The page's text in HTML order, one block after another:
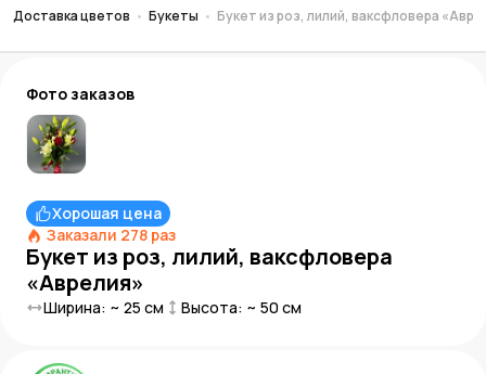
Доставка цветов Букеты Букет из роз, лилий, ваксфловера
Фото заказов
Хорошая цена
Заказали 278 раз
Букет из роз, лилий, ваксфловера
«Аврелия»
Ширина: ~ 25 см Высота: ~ 50 см